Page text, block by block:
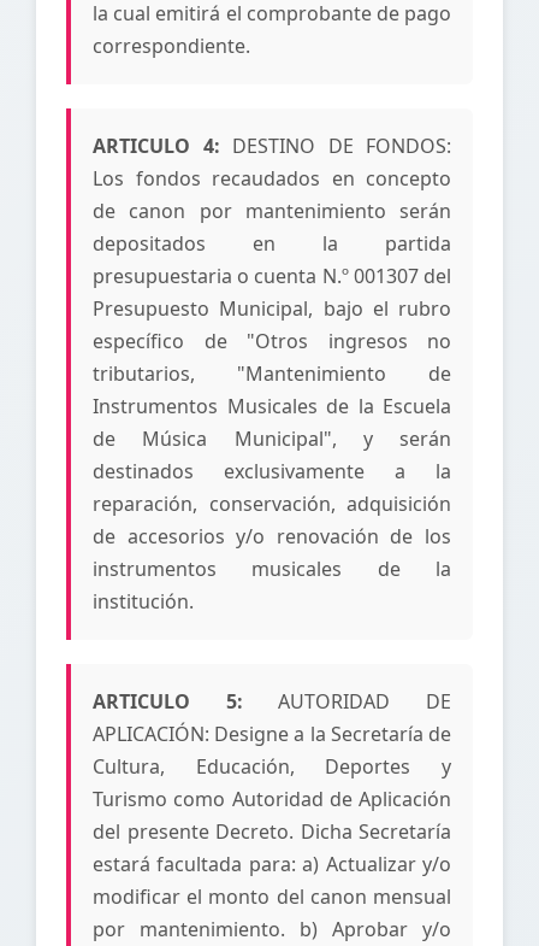
la cual emitirá el comprobante de pago
correspondiente.
ARTICULO 4: DESTINO DE FONDOS:
Los fondos recaudados en concepto
de canon por mantenimiento serán
depositados en la partida
presupuestaria o cuenta N.º 001307 del
Presupuesto Municipal, bajo el rubro
específico de "Otros ingresos no
tributarios, "Mantenimiento de
Instrumentos Musicales de la Escuela
de Música Municipal", y serán
destinados exclusivamente a la
reparación, conservación, adquisición
de accesorios y/o renovación de los
instrumentos musicales de la
institución.
ARTICULO 5: AUTORIDAD DE
APLICACIÓN: Designe a la Secretaría de
Cultura, Educación, Deportes y
Turismo como Autoridad de Aplicación
del presente Decreto. Dicha Secretaría
estará facultada para: a) Actualizar y/o
modificar el monto del canon mensual
por mantenimiento. b) Aprobar y/o